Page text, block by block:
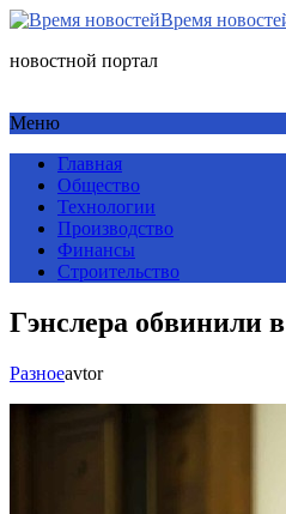
Время
новостной портал
Меню
Главная
Общество
Технологии
Производство
Финансы
Строительство
Гэнслера обвинили
Разноеavtor